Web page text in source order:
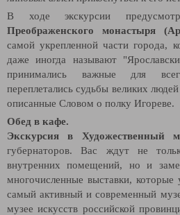
В ходе экскурсии
Преображенского монастыря
самой укрепленной части города,
даже иногда называют
принимались важные для
переплетались судьбы великих
описанные Словом о полку Игореве.
Обед в кафе.
Экскурсия в Художественный
губернаторов. Вас ждут не
внутренних помещений, но и
многочисленные выставки, которые
самый активный и современный
музее искусств российской